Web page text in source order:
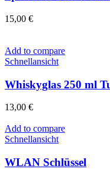
15,00 €
Add to compare
Schnellansicht
Whiskyglas 250 ml
13,00 €
Add to compare
Schnellansicht
WLAN Schlüssel